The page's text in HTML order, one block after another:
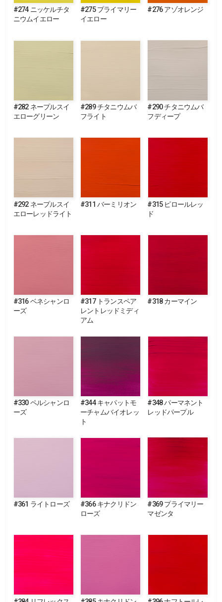
#274 ニッケルチタ
ニウムイエロー
#275 プライマリー
イエロー
#276 アゾオレンジ
#282 ネープルスイ
エローグリーン
#289 チタニウムバ
フライト
#290 チタニウムバ
フディープ
#292 ネープルスイ
エローレッドライト
#311 バーミリオン
#315 ピロールレッ
ド
#316 ベネシャンロ
ーズ
#317 トランスペア
レントレッドミディ
アム
#318 カーマイン
#330 ペルシャンロ
ーズ
#344 キャパットモ
ーチャムバイオレッ
ト
#348 パーマネント
レッドパープル
#361 ライトローズ
#366 キナクリドン
ローズ
#369 プライマリー
マゼンタ